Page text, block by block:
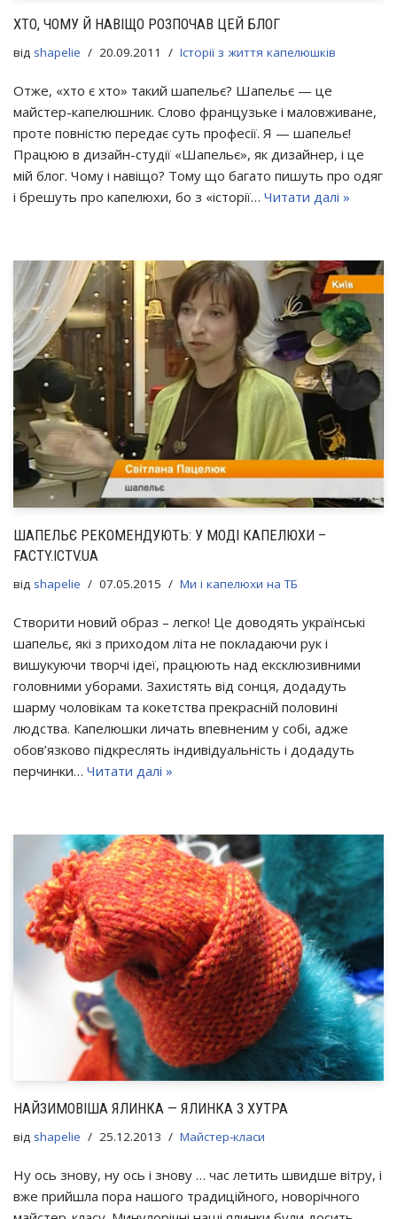
ХТО, ЧОМУ Й НАВІЩО РОЗПОЧАВ ЦЕЙ БЛОГ
від shapelie 20.09.2011 Історії з життя капелюшків
Отже, «хто є хто» такий шапельє? Шапельє — це
майстер-капелюшник. Слово французьке і маловживане,
проте повністю передає суть професії. Я — шапельє!
Працюю в дизайн-студії «Шапельє», як дизайнер, і це
мій блог. Чому і навіщо? Тому що багато пишуть про одяг
і брешуть про капелюхи, бо з «історії… Читати далі »
ШАПЕЛЬЄ РЕКОМЕНДУЮТЬ: У МОДІ КАПЕЛЮХИ –
FACTY.ICTV.UA
від shapelie 07.05.2015 Ми і капелюхи на ТБ
Створити новий образ – легко! Це доводять українські
шапельє, які з приходом літа не покладаючи рук і
вишукуючи творчі ідеї, працюють над ексклюзивними
головними уборами. Захистять від сонця, додадуть
шарму чоловікам та кокетства прекрасній половині
людства. Капелюшки личать впевненим у собі, адже
обов’язково підкреслять індивідуальність і додадуть
перчинки… Читати далі »
НАЙЗИМОВІША ЯЛИНКА — ЯЛИНКА З ХУТРА
від shapelie 25.12.2013 Майстер-класи
Ну ось знову, ну ось і знову … час летить швидше вітру, і
вже прийшла пора нашого традиційного, новорічного